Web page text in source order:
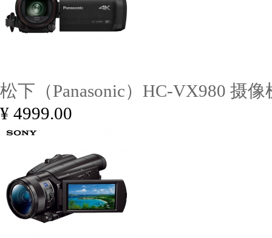
松下（Panasonic）HC-VX980 摄像
¥ 4999.00